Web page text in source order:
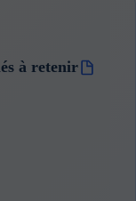
clés à retenir